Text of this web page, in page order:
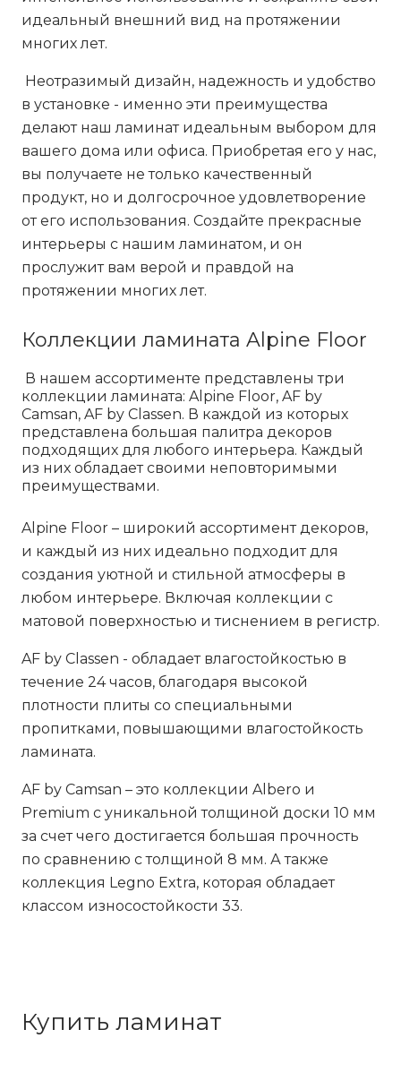
идеальный внешний вид на протяжении
многих лет.
Неотразимый дизайн, надежность и удобство
в установке - именно эти преимущества
делают наш ламинат идеальным выбором для
вашего дома или офиса. Приобретая его у нас,
вы получаете не только качественный
продукт, но и долгосрочное удовлетворение
от его использования. Создайте прекрасные
интерьеры с нашим ламинатом, и он
прослужит вам верой и правдой на
протяжении многих лет.
Коллекции ламината Alpine Floor
В нашем ассортименте представлены три
коллекции ламината: Alpine Floor, AF by
Camsan, AF by Classen. В каждой из которых
представлена большая палитра декоров
подходящих для любого интерьера. Каждый
из них обладает своими неповторимыми
преимуществами.
Alpine Floor – широкий ассортимент декоров,
и каждый из них идеально подходит для
создания уютной и стильной атмосферы в
любом интерьере. Включая коллекции с
матовой поверхностью и тиснением в регистр.
AF by Classen - обладает влагостойкостью в
течение 24 часов, благодаря высокой
плотности плиты со специальными
пропитками, повышающими влагостойкость
ламината.
AF by Cаmsan – это коллекции Albero и
Premium с уникальной толщиной доски 10 мм
за счет чего достигается большая прочность
по сравнению с толщиной 8 мм. А также
коллекция Legno Extra, которая обладает
классом износостойкости 33.
Купить ламинат